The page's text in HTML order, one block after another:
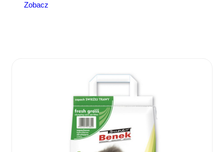
Zobacz